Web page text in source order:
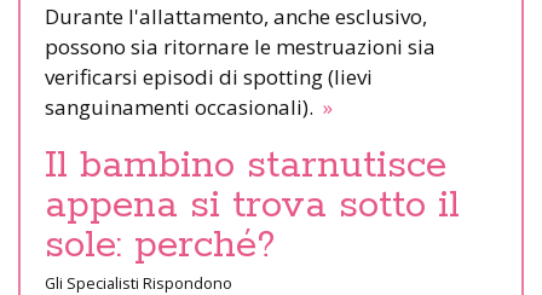
Durante l'allattamento, anche esclusivo,
possono sia ritornare le mestruazioni sia
verificarsi episodi di spotting (lievi
sanguinamenti occasionali). »
Il bambino starnutisce
appena si trova sotto il
sole: perché?
Gli Specialisti Rispondono